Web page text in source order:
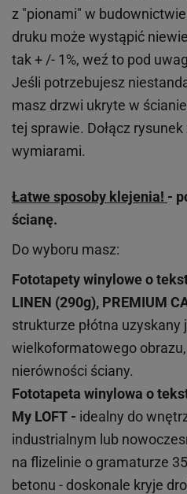
z "pionami" w
druku może wystąpić
tak + /- 1%, weź to pod
Jeśli potrzebujesz
masz drzwi ukryte w
tej sprawie. Dołącz
wymiarami.
Łatwe sposoby klejenia! -
ścianę.
Do wyboru masz:
Fototapety winylowe o
LINEN (290g), PREMIUM
strukturze płótna
wielkoformatowego
nierówności ściany.
Fototapeta winylowa o
My LOFT - idealny do
industrialnym lub
na flizelinie o gramaturze
betonu - doskonale kryje